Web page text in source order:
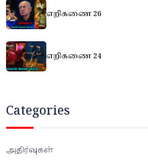
எறிகணை 26
எறிகணை 24
Categories
அதிர்வுகள்